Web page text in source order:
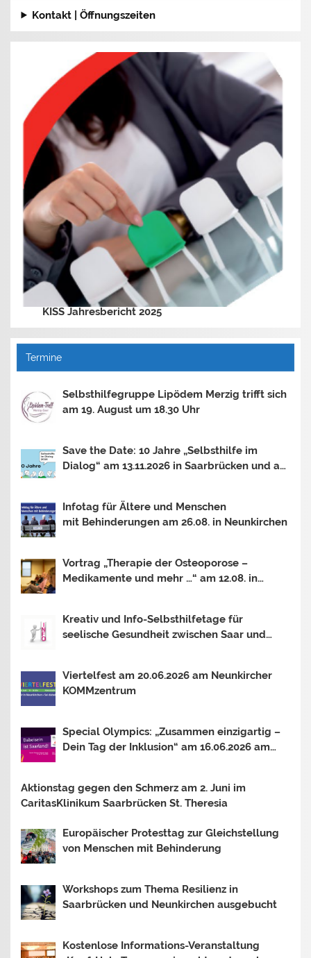
Kontakt | Öffnungszeiten
KISS Jahresbericht 2025
Termine
Selbsthilfegruppe Lipödem Merzig trifft sich
am 19. August um 18.30 Uhr
Save the Date: 10 Jahre „Selbsthilfe im
Dialog“ am 13.11.2026 in Saarbrücken und am
Infotag für Ältere und Menschen
mit Behinderungen am 26.08. in Neunkirchen
Vortrag „Therapie der Osteoporose –
Medikamente und mehr …“ am 12.08. in
Kreativ und Info-Selbsthilfetage für
seelische Gesundheit zwischen Saar und
INSIDER?
Viertelfest am 20.06.2026 am Neunkircher
KOMMzentrum
Special Olympics: „Zusammen einzigartig –
Dein Tag der Inklusion“ am 16.06.2026 am
Aktionstag gegen den Schmerz am 2. Juni im
CaritasKlinikum Saarbrücken St. Theresia
Europäischer Protesttag zur Gleichstellung
von Menschen mit Behinderung
Workshops zum Thema Resilienz in
Saarbrücken und Neunkirchen ausgebucht
Kostenlose Informations-Veranstaltung